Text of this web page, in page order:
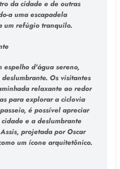
da cidade e de outras
a uma escapadela
um refúgio tranquilo.
espelho d'água sereno,
Os visitantes
relaxante ao redor
para explorar a ciclovia
é possível apreciar
e a deslumbrante
projetada por Oscar
um ícone arquitetônico.